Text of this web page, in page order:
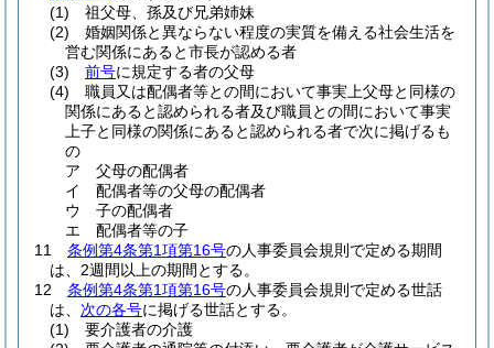
(1)
祖父母、孫及び兄弟姉妹
(2)
婚姻関係と異ならない程度の実質を備える社会生活を
営む関係にあると市長が認める者
(3)
前号に規定する者の父母
(4)
職員又は配偶者等との間において事実上父母と同様の
関係にあると認められる者及び職員との間において事実
上子と同様の関係にあると認められる者で次に掲げるも
の
ア
父母の配偶者
イ
配偶者等の父母の配偶者
ウ
子の配偶者
エ
配偶者等の子
11
条例第4条第1項第16号の人事委員会規則で定める期間
は、2週間以上の期間とする。
12
条例第4条第1項第16号の人事委員会規則で定める世話
は、 次の各号に掲げる世話とする。
(1)
要介護者の介護